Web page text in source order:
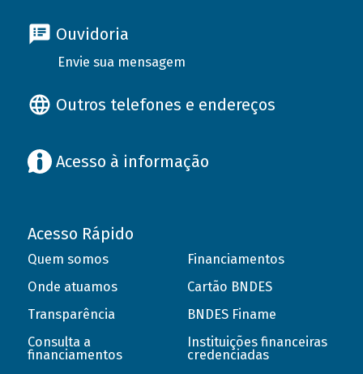
Ouvidoria
Envie sua mensagem
Outros telefones e endereços
Acesso à informação
Acesso Rápido
Quem somos
Onde atuamos
Transparência
Consulta a
financiamentos
Financiamentos
Cartão BNDES
BNDES Finame
Instituições financeiras
credenciadas